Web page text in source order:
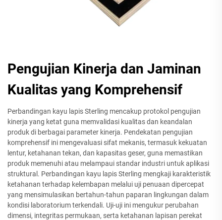
Pengujian Kinerja dan Jaminan
Kualitas yang Komprehensif
Perbandingan kayu lapis Sterling mencakup protokol pengujian
kinerja yang ketat guna memvalidasi kualitas dan keandalan
produk di berbagai parameter kinerja. Pendekatan pengujian
komprehensif ini mengevaluasi sifat mekanis, termasuk kekuatan
lentur, ketahanan tekan, dan kapasitas geser, guna memastikan
produk memenuhi atau melampaui standar industri untuk aplikasi
struktural. Perbandingan kayu lapis Sterling mengkaji karakteristik
ketahanan terhadap kelembapan melalui uji penuaan dipercepat
yang mensimulasikan bertahun-tahun paparan lingkungan dalam
kondisi laboratorium terkendali. Uji-uji ini mengukur perubahan
dimensi, integritas permukaan, serta ketahanan lapisan perekat